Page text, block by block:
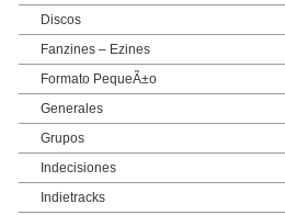
Discos
Fanzines – Ezines
Formato PequeÃ±o
Generales
Grupos
Indecisiones
Indietracks